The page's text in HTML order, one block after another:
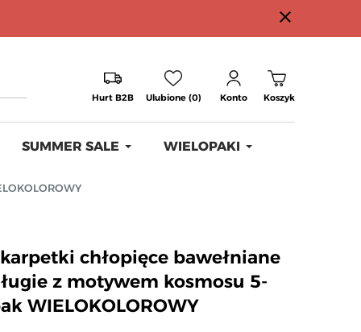
close
Hurt B2B Ulubione (0) Konto Koszyk
SUMMER SALE WIELOPAKI
chłopięce bawełniane
z motywem kosmosu 5-
WIELOKOLOROWY